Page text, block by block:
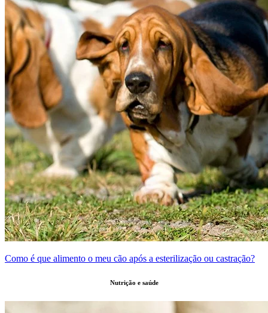
Como é que alimento o meu cão após a esterilização ou castração?
Nutrição e saúde